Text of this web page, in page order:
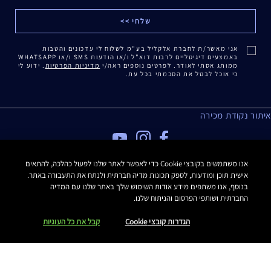
אני מאשר/ת לחברת אלקליל בע"מ לשלוח לי עדכונים והטבות
באמצעים דיגיטליים לרבות דוא"ל ו/או הודעות SMS ו/או WHATSAPP
ממותג אסתי לאודר. לפרטים נוספים ראה/י מדיניות הפרטיות . ידוע לי
כי אוכל לבטל את הסכמתי בכל עת.
איתור נקודת מכירה
מדיניות פרטיות
תנאי שימוש
תקנון האתר
הצהרת נגישות
אנו משתמשים בקובצי Cookie כדי לאפשר לאתר שלנו לפעול כהלכה, להתאים
אישית תוכן ומודעות, לספק תכונות מדיה חברתית ולנתח את התעבורה באתר.
בנוסף, אנו משתפים מידע אודות השימוש שלך באתר שלנו עם המדיה
החברתית ושותפי הפרסום והניתוח שלנו.
הגדרות קובצי Cookie קבל את כל העוגיות